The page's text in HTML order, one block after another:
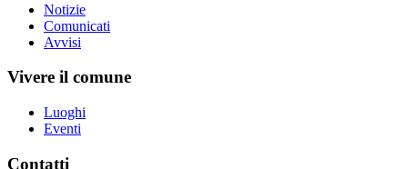
Notizie
Comunicati
Avvisi
Vivere il comune
Luoghi
Eventi
Contatti